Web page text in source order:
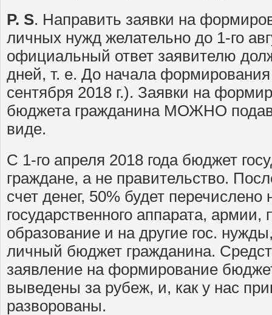
P. S. Направить заявки на
личных нужд желательно до 1-го
официальный ответ заявителю
дней, т. е. До начала
сентября 2018 г.). Заявки на
бюджета гражданина МОЖНО
виде.
С 1-го апреля 2018 года бюджет
граждане, а не правительство.
счет денег, 50% будет перечислено
государственного аппарата,
образование и на другие гос.
личный бюджет гражданина.
заявление на формирование
выведены за рубеж, и, как у нас
разворованы.